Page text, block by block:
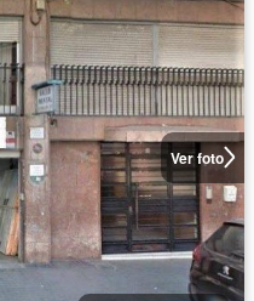
Ver foto